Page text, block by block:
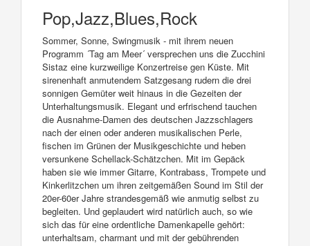
Pop,Jazz,Blues,Rock
Sommer, Sonne, Swingmusik - mit ihrem neuen
Programm ´Tag am Meer´ versprechen uns die Zucchini
Sistaz eine kurzweilige Konzertreise gen Küste. Mit
sirenenhaft anmutendem Satzgesang rudern die drei
sonnigen Gemüter weit hinaus in die Gezeiten der
Unterhaltungsmusik. Elegant und erfrischend tauchen
die Ausnahme-Damen des deutschen Jazzschlagers
nach der einen oder anderen musikalischen Perle,
fischen im Grünen der Musikgeschichte und heben
versunkene Schellack-Schätzchen. Mit im Gepäck
haben sie wie immer Gitarre, Kontrabass, Trompete und
Kinkerlitzchen um ihren zeitgemäßen Sound im Stil der
20er-60er Jahre strandesgemäß wie anmutig selbst zu
begleiten. Und geplaudert wird natürlich auch, so wie
sich das für eine ordentliche Damenkapelle gehört:
unterhaltsam, charmant und mit der gebührenden